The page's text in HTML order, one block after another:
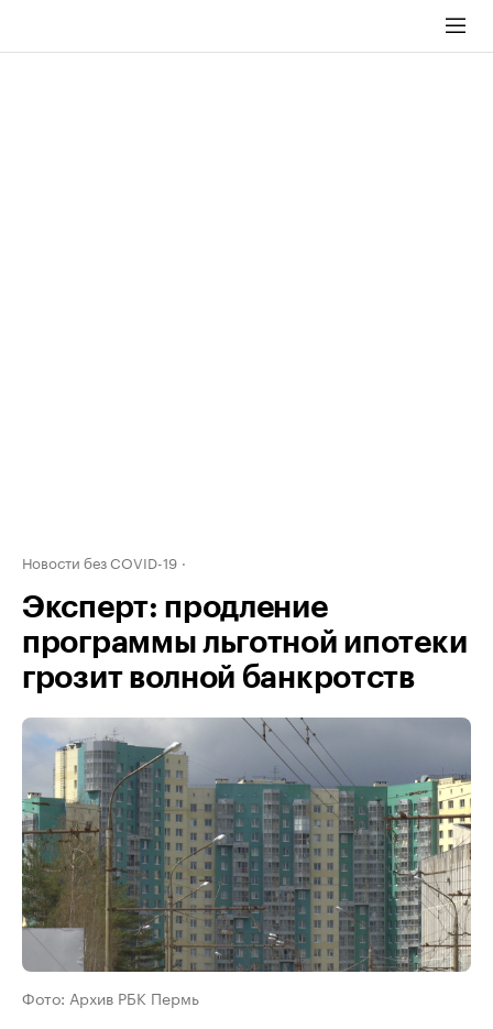
Новости без COVID-19
Эксперт: продление
программы льготной ипотеки
грозит волной банкротств
Фото: Архив РБК Пермь